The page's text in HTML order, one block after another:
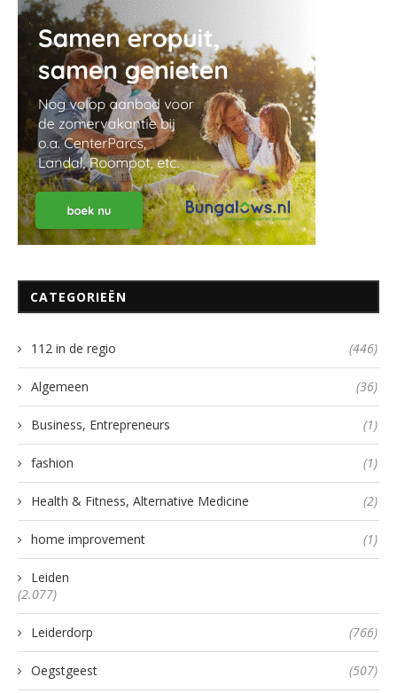
CATEGORIEËN
112 in de regio (446)
Algemeen (36)
Business, Entrepreneurs (1)
fashion (1)
Health & Fitness, Alternative Medicine (2)
home improvement (1)
Leiden
(2.077)
Leiderdorp (766)
Oegstgeest (507)